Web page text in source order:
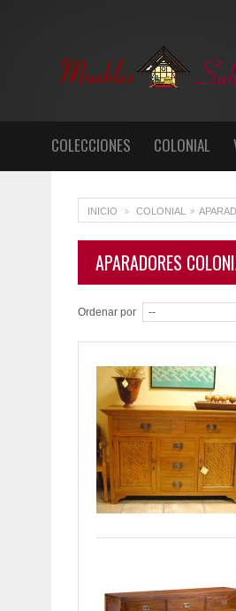
COLECCIONES COLONIAL
INICIO
>
COLONIAL
>
APARADORES
Ordenar por